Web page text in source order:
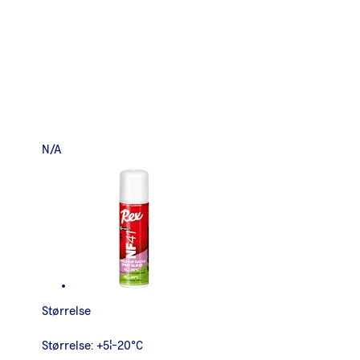
N/A
Størrelse
Størrelse: +5¦-20°C